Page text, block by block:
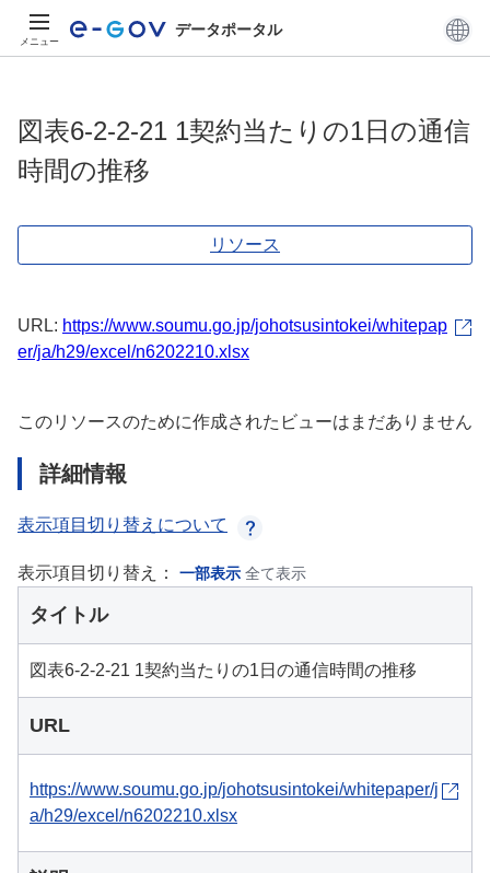
メニュー
データポータル
図表6-2-2-21 1契約当たりの1日の通信
時間の推移
リソース
URL: https://www.soumu.go.jp/johotsusintokei/whitepap
er/ja/h29/excel/n6202210.xlsx
このリソースのために作成されたビューはまだありません
詳細情報
表示項目切り替えについて
表示項目切り替え： 一部表示 全て表示
タイトル
図表6-2-2-21 1契約当たりの1日の通信時間の推移
URL
https://www.soumu.go.jp/johotsusintokei/whitepaper/j
a/h29/excel/n6202210.xlsx